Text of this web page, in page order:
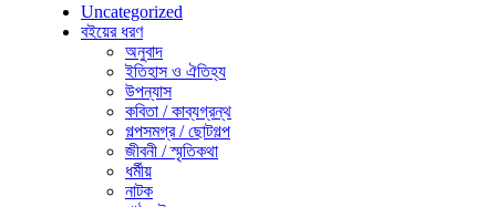
Uncategorized
বইয়ের ধরণ
অনুবাদ
ইতিহাস ও ঐতিহ্য
উপন্যাস
কবিতা / কাব্যগ্রন্থ
গল্পসমগ্র / ছোটগল্প
জীবনী / স্মৃতিকথা
ধর্মীয়
নাটক